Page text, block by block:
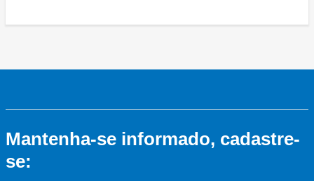
Mantenha-se informado, cadastre-
se: